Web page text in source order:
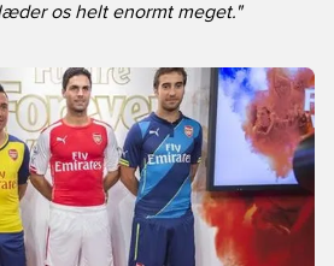
os helt enormt meget."